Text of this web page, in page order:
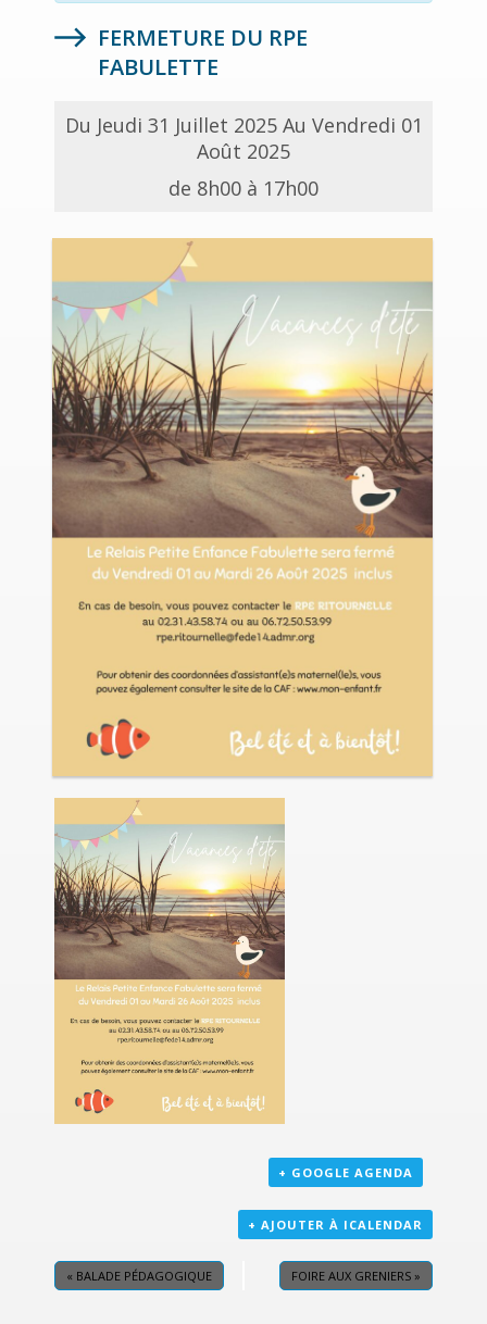
FERMETURE DU RPE
FABULETTE
Du Jeudi 31 Juillet 2025 Au Vendredi 01
Août 2025
de 8h00 à 17h00
+ GOOGLE AGENDA
+ AJOUTER À ICALENDAR
« BALADE PÉDAGOGIQUE FOIRE AUX GRENIERS »